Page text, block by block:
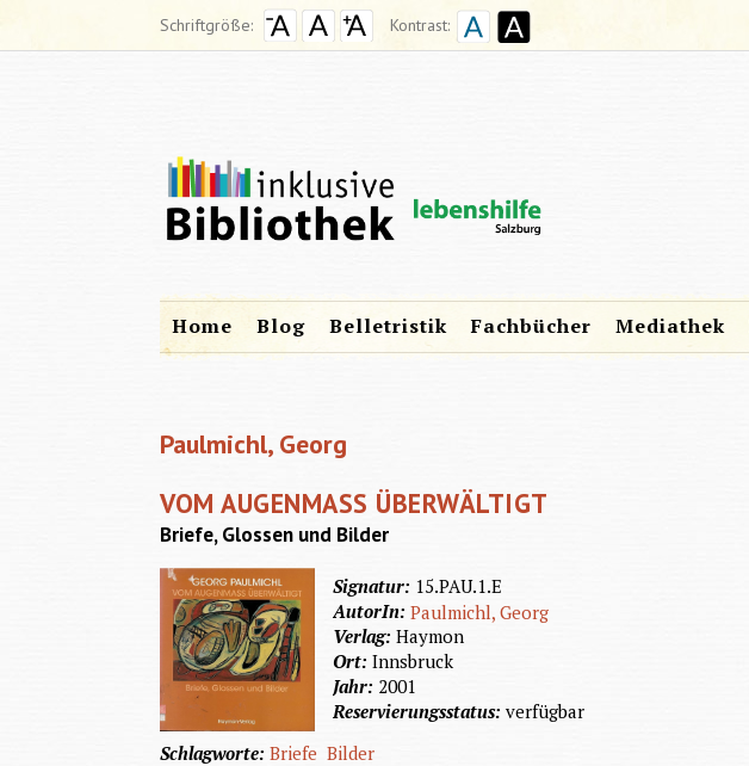
Schriftgröße: Kontrast:
Home Blog Belletristik Fachbücher Mediathek
Paulmichl, Georg
VOM AUGENMASS ÜBERWÄLTIGT
Briefe, Glossen und Bilder
Signatur: 15.PAU.1.E
AutorIn:Paulmichl, Georg
Verlag:Haymon
Ort:Innsbruck
Jahr: 2001
Reservierungsstatus:verfügbar
Schlagworte:Briefe Bilder